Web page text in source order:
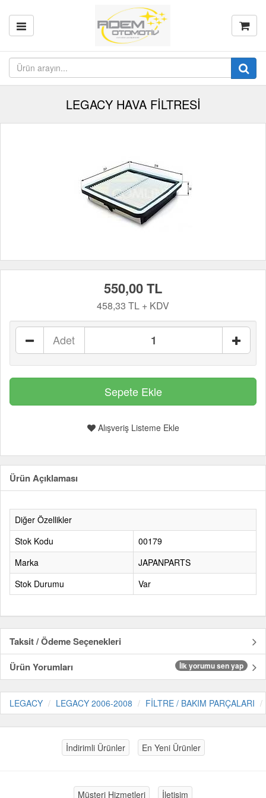
LEGACY HAVA FİLTRESİ
550,00 TL
458,33 TL + KDV
Adet
Alışveriş Listeme Ekle
Ürün Açıklaması
Diğer Özellikler
Stok Kodu
00179
Marka
JAPANPARTS
Stok Durumu
Var
Taksit / Ödeme Seçenekleri
Ürün Yorumları
İlk yorumu sen yap
LEGACY LEGACY 2006-2008 FİLTRE / BAKIM PARÇALARI
İndirimli Ürünler En Yeni Ürünler
Müşteri Hizmetleri İletişim